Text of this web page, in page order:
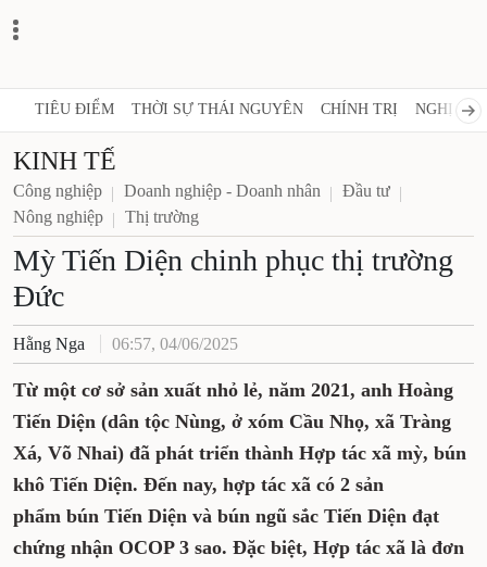
TIÊU ĐIỂM THỜI SỰ THÁI NGUYÊN CHÍNH TRỊ NGHỊ
KINH TẾ
Công nghiệp Doanh nghiệp - Doanh nhân
Đầu tư
Nông nghiệp
Thị trường
Mỳ Tiến Diện chinh phục thị trường
Đức
Hằng Nga 06:57, 04/06/2025
Từ một cơ sở sản xuất nhỏ lẻ, năm 2021, anh Hoàng
Tiến Diện (dân tộc Nùng, ở xóm Cầu Nhọ, xã Tràng
Xá, Võ Nhai) đã phát triển thành Hợp tác xã mỳ, bún
khô Tiến Diện. Đến nay, hợp tác xã có 2 sản
phẩm bún Tiến Diện và bún ngũ sắc Tiến Diện đạt
chứng nhận OCOP 3 sao. Đặc biệt, Hợp tác xã là đơn